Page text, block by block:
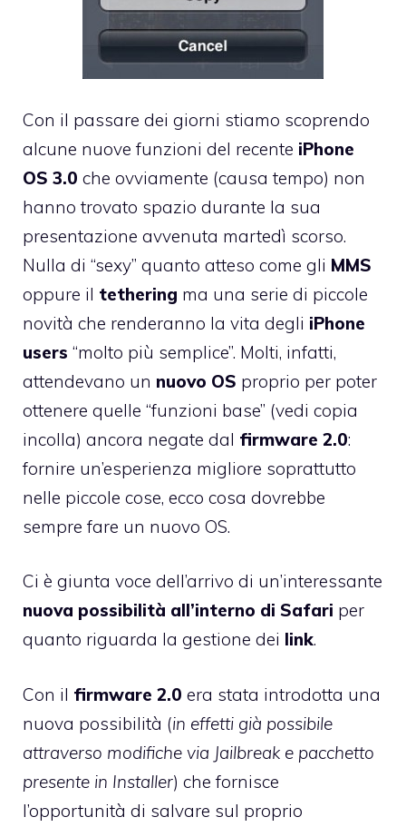
Con il passare dei giorni stiamo scoprendo
alcune nuove funzioni del recente iPhone
OS 3.0 che ovviamente (causa tempo) non
hanno trovato spazio durante la sua
presentazione avvenuta martedì scorso.
Nulla di “sexy” quanto atteso come gli MMS
oppure il tethering ma una serie di piccole
novità che renderanno la vita degli iPhone
users “molto più semplice”. Molti, infatti,
attendevano un nuovo OS proprio per poter
ottenere quelle “funzioni base” (vedi copia
incolla) ancora negate dal firmware 2.0:
fornire un’esperienza migliore soprattutto
nelle piccole cose, ecco cosa dovrebbe
sempre fare un nuovo OS.
Ci è giunta voce dell’arrivo di un’interessante
nuova possibilità all’interno di Safari per
quanto riguarda la gestione dei link.
Con il firmware 2.0 era stata introdotta una
nuova possibilità (in effetti già possibile
attraverso modifiche via Jailbreak e pacchetto
presente in Installer) che fornisce
l’opportunità di salvare sul proprio